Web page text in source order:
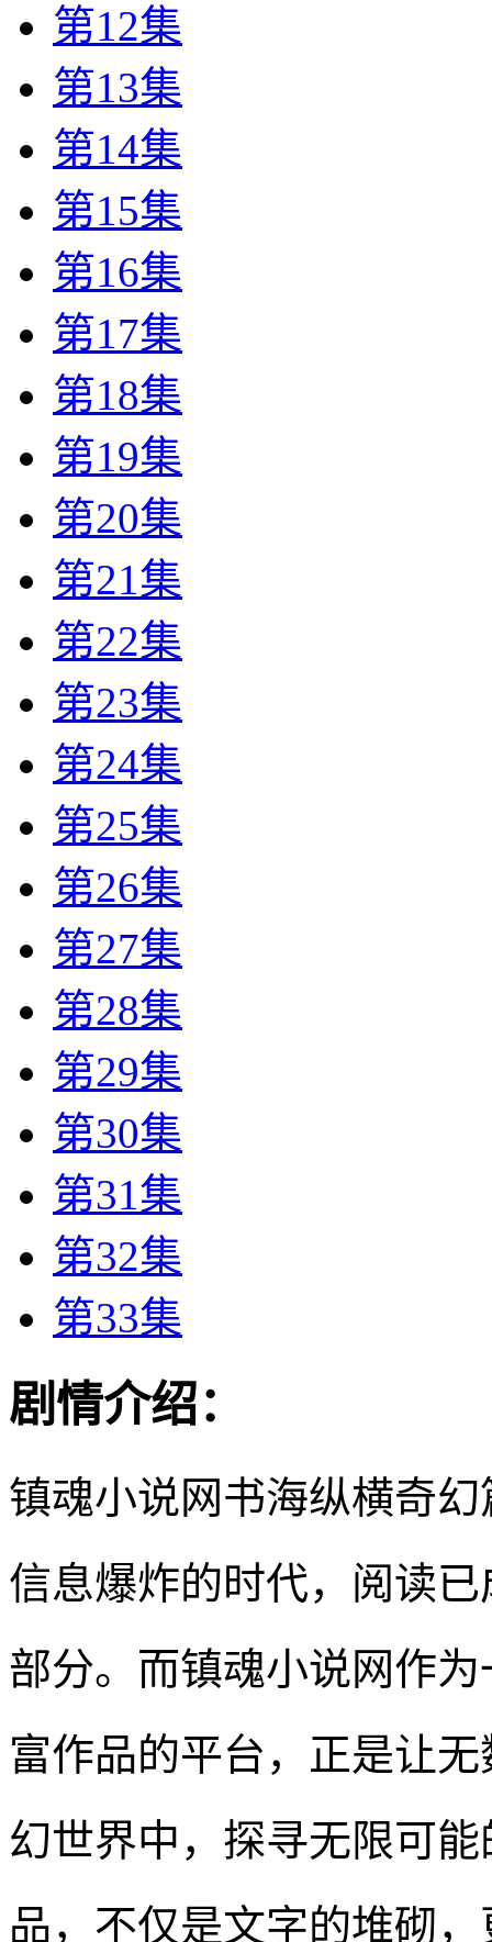
第12集
第13集
第14集
第15集
第16集
第17集
第18集
第19集
第20集
第21集
第22集
第23集
第24集
第25集
第26集
第27集
第28集
第29集
第30集
第31集
第32集
第33集
剧情介绍：
镇魂小说网书海纵横奇
信息爆炸的时代，阅读
部分。而镇魂小说网作
富作品的平台，正是让
幻世界中，探寻无限可
品，不仅是文字的堆砌